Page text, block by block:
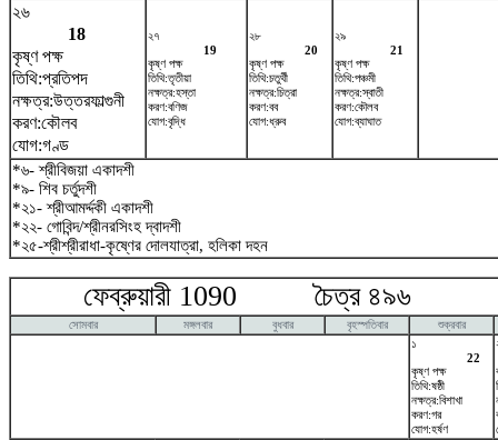
২৬
18
কৃষ্ণ পক্ষ
তিথি:প্রতিপদ
নক্ষত্র:উত্তরফাল্গুনী
করণ:কৌলব
যোগ:গণ্ড
২৭
19
কৃষ্ণ পক্ষ
তিথি:তৃতীয়া
নক্ষত্র:হস্তা
করণ:বণিজ
যোগ:বৃদ্ধি
২৮
20
কৃষ্ণ পক্ষ
তিথি:চতুর্থী
নক্ষত্র:চিত্রা
করণ:বব
যোগ:ধ্রুব
২৯
21
কৃষ্ণ পক্ষ
তিথি:পঞ্চমী
নক্ষত্র:স্বাতী
করণ:কৌলব
যোগ:ব্যাঘাত
*৬- শ্রীবিজয়া একাদশী
*৯- শিব চর্তুদশী
*২১- শ্রীআমর্দ্দকী একাদশী
*২২- গোবিন্দ/শ্রীনরসিংহ দ্বাদশী
*২৫-শ্রীশ্রীরাধা-কৃষ্ণের দোলযাত্রা, হলিকা দহন
ফেব্রুয়ারী 1090 চৈত্র ৪৯৬
সোমবার মঙ্গলবার বুধবার বৃহস্পতিবার
শুক্রবার
১
22
কৃষ্ণ পক্ষ
তিথি:ষষ্ঠী
নক্ষত্র:বিশাখা
করণ:গর
যোগ:হর্ষণ